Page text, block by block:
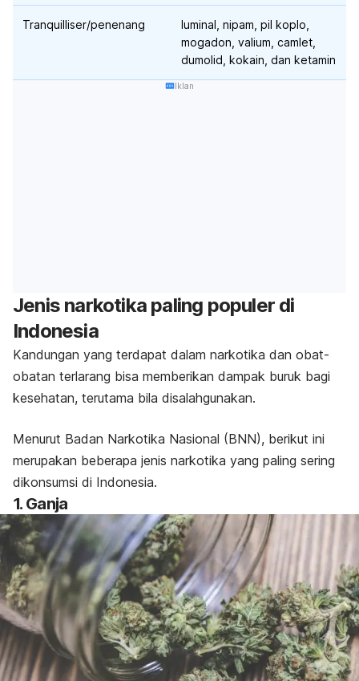
Tranquilliser/penenang
luminal, nipam, pil koplo,
mogadon, valium, camlet
dumolid, kokain, dan ketamin
Iklan
Jenis narkotika paling populer di
Indonesia
Kandungan yang terdapat dalam narkotika dan obat-
obatan terlarang bisa memberikan dampak buruk bagi
kesehatan, terutama bila disalahgunakan.
Menurut Badan Narkotika Nasional (BNN), berikut ini
merupakan beberapa jenis narkotika yang paling sering
dikonsumsi di Indonesia.
1. Ganja